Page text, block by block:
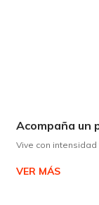
Vive con
VER MÁS